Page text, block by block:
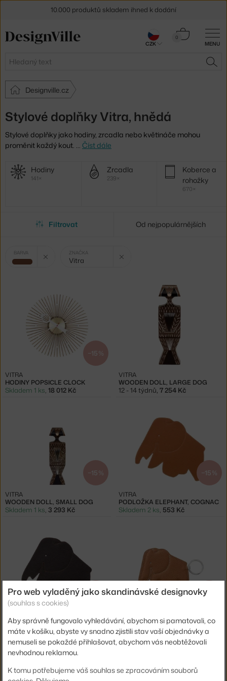
MENU
Hledat
0
Košík
Designville.cz
Stylové doplňky Vitra, hnědá
Stylové doplňky jako hodiny, zrcadla nebo květináče mohou
proměnit každý kout. … Číst dále
Další
kategorie
Hodiny
141×
Zrcadla
239×
Koberce a
rohožky
670×
Filtrovat Od nejpopulárnějších
Vybrané
filtry:
BARVA
hnědá
ZNAČKA
Vitra
−15 %
HODINY POPSICLE CLOCK
VITRA
Skladem 1 ks 18 012 Kč
WOODEN DOLL, LARGE DOG
VITRA
12 - 14 týdnů 7 254 Kč
−15 %
WOODEN DOLL, SMALL DOG
VITRA
Skladem 1 ks, 3 293 Kč
−15 %
PODLOŽKA ELEPHANT, COGNAC
VITRA
Skladem 2 ks, 553 Kč
−15 %
PODLOŽKA ELEPHANT, CHOCOLATE
Skladem 2 ks,553 Kč
−15 %
PŘÍVĚSEK ELEPHANT, COGNAC
Skladem > 5 ks,420 Kč
10.000 produktů skladem ihned k dodání
Sleva 5 % pro odběratele
CZK
Pro web vyladěný jako skandinávské designovky
(souhlas s cookies)
Aby správně fungovalo vyhledávání, abychom si pamatovali, co
máte v košíku, abyste vy snadno zjistili stav vaší objednávky a
nemuseli se pokaždé přihlašovat, abychom vás neobtěžovali
nevhodnou reklamou.
K tomu potřebujeme váš souhlas se zpracováním souborů